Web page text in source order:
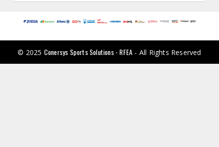
© 2025 Conersys Sports Solutions - RFEA - All Rights Reserved